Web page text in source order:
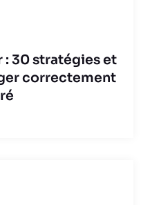
: 30 stratégies et
correctement